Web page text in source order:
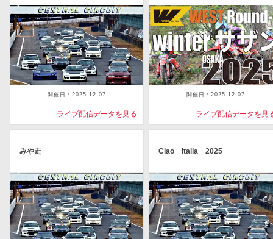
開催日：2025-12-07
ライブ配信データを見る
開催日：2025-12-07
ライブ配信データを見
みや走 Ciao Italia 2025